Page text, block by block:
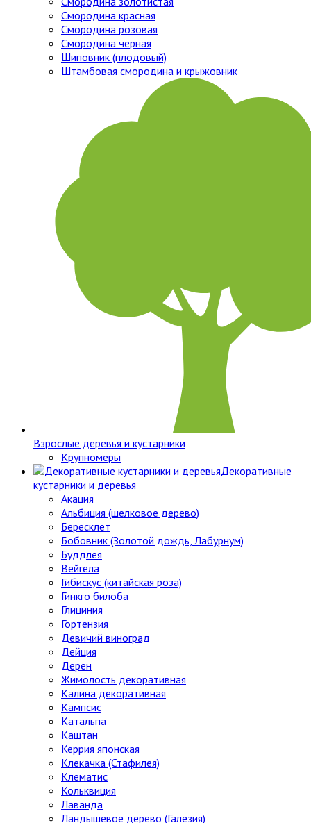
Смородина красная
Смородина розовая
Смородина черная
Шиповник (плодовый)
Штамбовая смородина и крыжовник
Взрослые деревья и кустарники
Крупномеры
Декоративные
кустарники и деревья
Акация
Альбиция (шелковое дерево)
Бересклет
Бобовник (Золотой дождь, Лабурнум)
Буддлея
Вейгела
Гибискус (китайская роза)
Гинкго билоба
Глициния
Гортензия
Девичий виноград
Дейция
Дерен
Жимолость декоративная
Калина декоративная
Кампсис
Катальпа
Каштан
Керрия японская
Клекачка (Стафилея)
Клематис
Кольквиция
Лаванда
Ландышевое дерево (Галезия)